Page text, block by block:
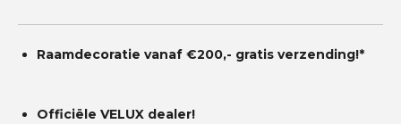
Raamdecoratie vanaf €200,- gratis verzending!*
Officiële VELUX dealer!